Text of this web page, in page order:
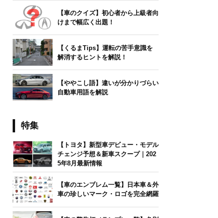
【車のクイズ】初心者から上級者向
けまで幅広く出題！
【くるまTips】運転の苦手意識を
解消するヒントを解説！
【ややこし語】違いが分かりづらい
自動車用語を解説
特集
【トヨタ】新型車デビュー・モデル
チェンジ予想＆新車スクープ｜202
5年8月最新情報
【車のエンブレム一覧】日本車＆外
車の珍しいマーク・ロゴを完全網羅